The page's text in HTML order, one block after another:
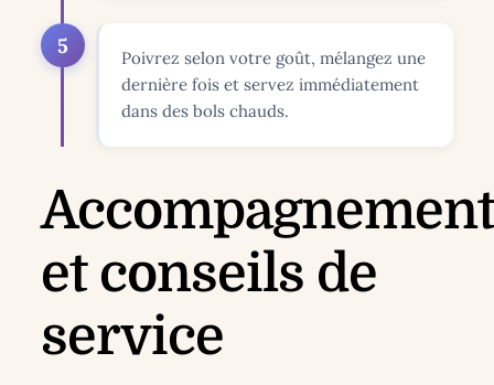
5
Poivrez selon votre goût, mélangez une
dernière fois et servez immédiatement
dans des bols chauds.
et conseils de
service